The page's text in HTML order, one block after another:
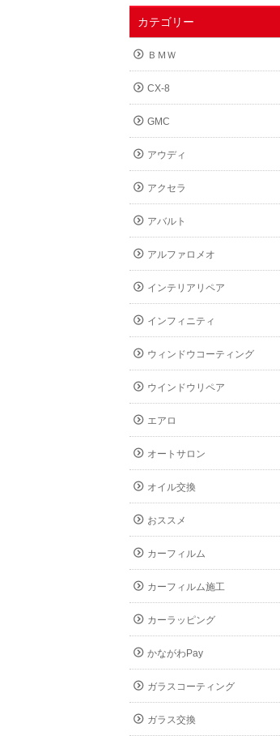
カテゴリー
ＢＭＷ
CX-8
GMC
アウディ
アクセラ
アバルト
アルファロメオ
インテリアリペア
インフィニティ
ウィンドウコーティング
ウインドウリペア
エアロ
オートサロン
オイル交換
おススメ
カーフィルム
カーフィルム施工
カーラッピング
かながわPay
ガラスコーティング
ガラス交換